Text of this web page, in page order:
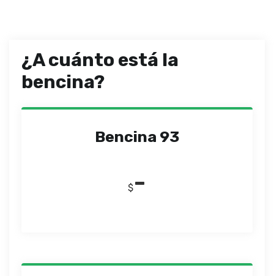
¿A cuánto está la
bencina?
Bencina 93
$-